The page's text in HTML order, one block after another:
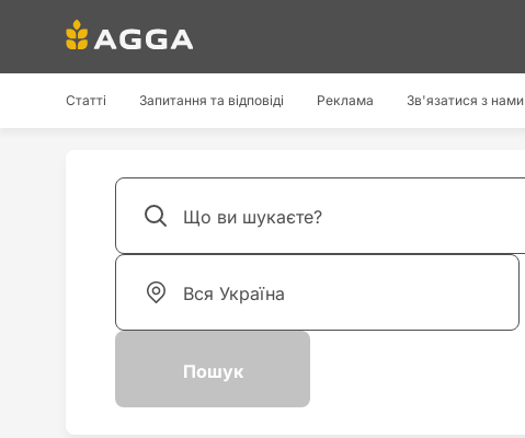
Статті Запитання та відповіді Реклама Зв'язатися з нами